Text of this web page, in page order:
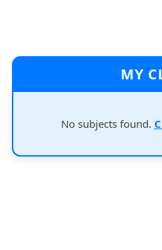
MY
No subjects found.